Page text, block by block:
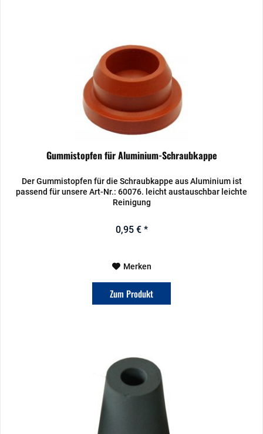
Gummistopfen für Aluminium-Schraubkappe
Der Gummistopfen für die Schraubkappe aus Aluminium ist
passend für unsere Art-Nr.: 60076. leicht austauschbar leichte
Reinigung
0,95 € *
Merken
Zum Produkt